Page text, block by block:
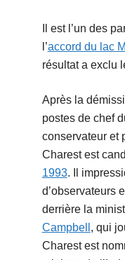
Il est l’un des
l’accord du lac
résultat a exclu
Après la
postes de chef
conservateur et
Charest est
1993. Il
d’observateurs
derrière la
Campbell , qui
Charest est